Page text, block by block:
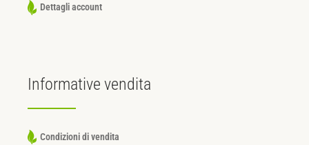
Dettagli account
Informative vendita
Condizioni di vendita